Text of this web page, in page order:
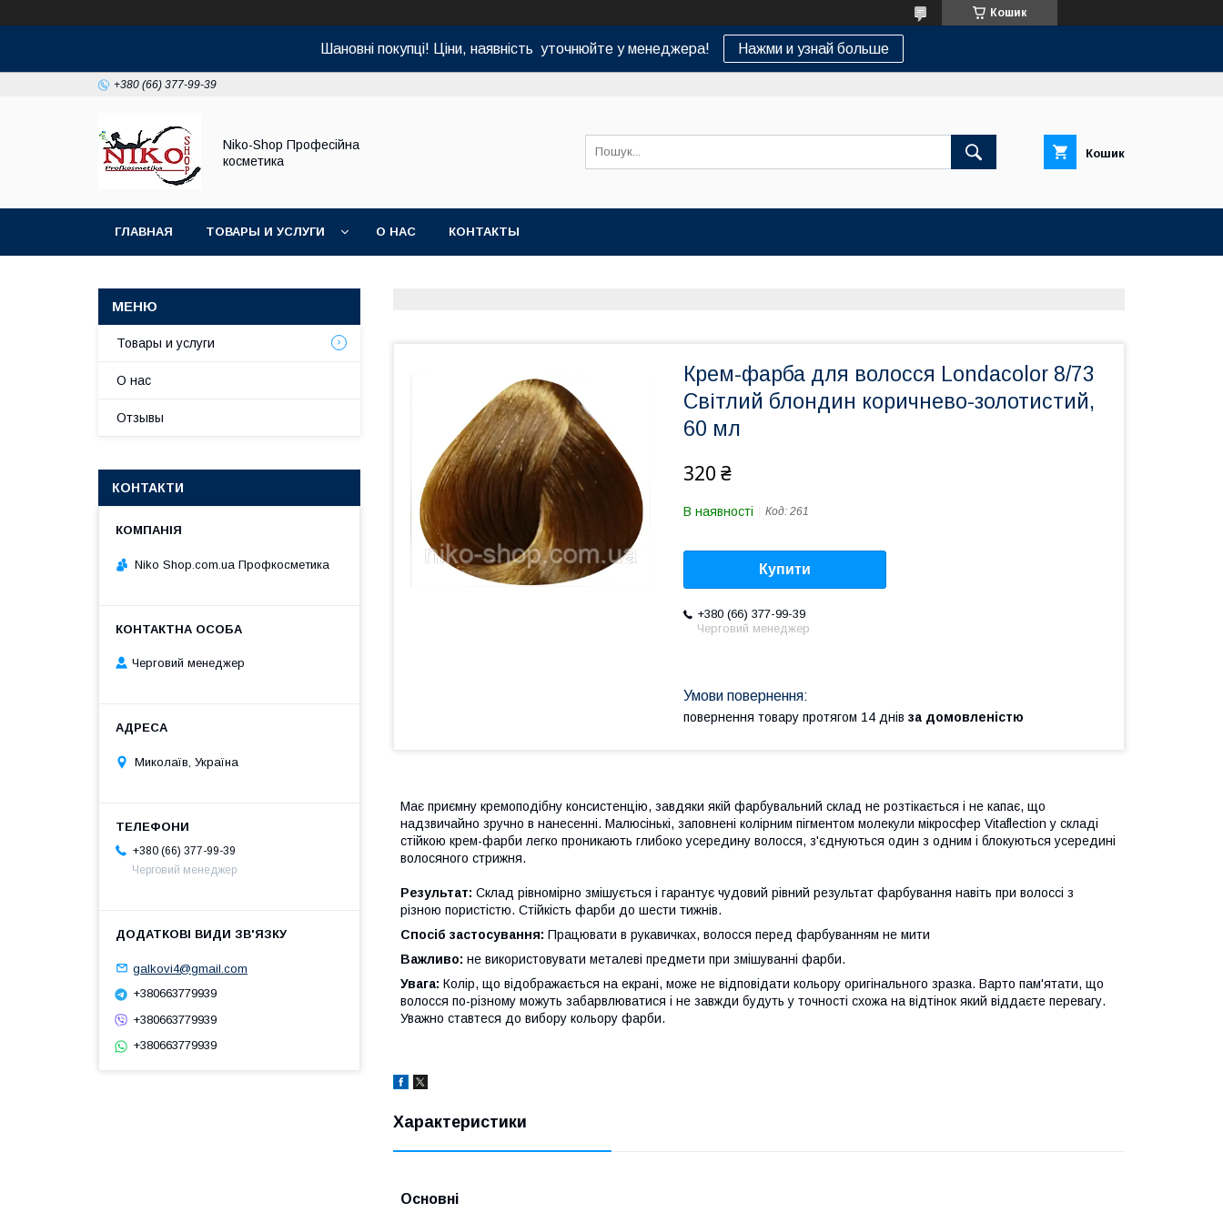
Кошик
Шановні покупці! Ціни, наявність уточнюйте у менеджера! Нажми и узнай больше
+380 (66) 377-99-39
Niko-Shop Професійна
косметика
Кошик
ГЛАВНАЯ ТОВАРЫ И УСЛУГИ О НАС КОНТАКТЫ
Крем-фарба для волосся Londacolor 8/73
Світлий блондин коричнево-золотистий,
60 мл
320 ₴
В наявності Код: 261
Купити
+380 (66) 377-99-39
Черговий менеджер
повернення товару протягом 14 днів за домовленістю
Має приємну кремоподібну консистенцію, завдяки якій фарбувальний склад не розтікається і не капає, що
надзвичайно зручно в нанесенні. Малюсінькі, заповнені колірним пігментом молекули мікросфер Vitaflection у складі
стійкою крем-фарби легко проникають глибоко усередину волосся, з'єднуються один з одним і блокуються усередині
волосяного стрижня.
Результат: Склад рівномірно змішується і гарантує чудовий рівний результат фарбування навіть при волоссі з
різною пористістю. Стійкість фарби до шести тижнів.
Спосіб застосування: Працювати в рукавичках, волосся перед фарбуванням не мити
Важливо: не використовувати металеві предмети при змішуванні фарби.
Увага: Колір, що відображається на екрані, може не відповідати кольору оригінального зразка. Варто пам'ятати, що
волосся по-різному можуть забарвлюватися і не завжди будуть у точності схожа на відтінок який віддаєте перевагу.
Уважно ставтеся до вибору кольору фарби.
Характеристики
Основні
Товары и услуги
О нас
Отзывы
КОНТАКТИ
Niko Shop.com.ua Профкосметика
Черговий менеджер
Миколаїв, Україна
+380 (66) 377-99-39
Черговий менеджер
galkovi4@gmail.com
+380663779939
+380663779939
+380663779939